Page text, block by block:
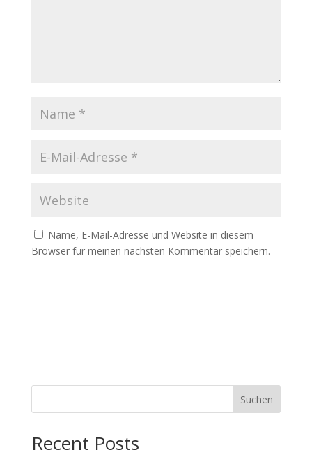
Name, E-Mail-Adresse und Website in diesem
Browser für meinen nächsten Kommentar speichern.
Suchen
Recent Posts